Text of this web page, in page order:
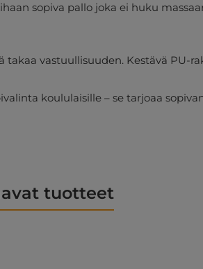
sopiva pallo joka ei huku
takaa vastuullisuuden. Kestävä PU-
koululaisille – se tarjoaa
tuotteet